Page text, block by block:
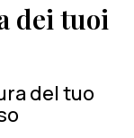
dei tuoi
del tuo